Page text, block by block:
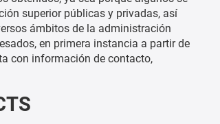
superior públicas y privadas, así
ámbitos de la administración
en primera instancia a partir de
con información de contacto,